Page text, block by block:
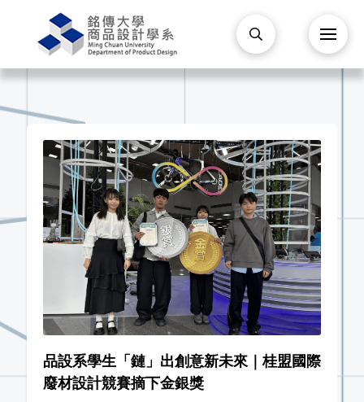
品設系學生「鏈」出創意新未來｜桂盟國際
廢材設計競賽摘下金銀獎